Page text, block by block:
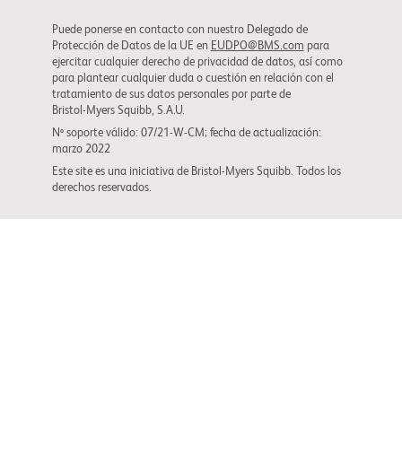
Puede ponerse en contacto con nuestro Delegado de
Protección de Datos de la UE en EUDPO@BMS.com para
ejercitar cualquier derecho de privacidad de datos, así como
para plantear cualquier duda o cuestión en relación con el
tratamiento de sus datos personales por parte de
Bristol-Myers Squibb, S.A.U.
Nº soporte válido: 07/21-W-CM; fecha de actualización:
marzo 2022
Este site es una iniciativa de Bristol-Myers Squibb. Todos los
derechos reservados.